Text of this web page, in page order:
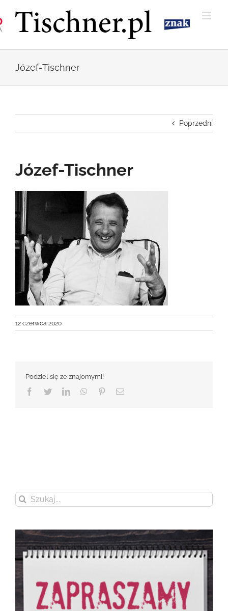
zawartości
Józef-Tischner
Poprzedni
Józef-Tischner
12 czerwca 2020
Podziel się ze znajomymi!
Facebook
TwitterLinkedInWhatsApp
PinterestEmail
Szukaj